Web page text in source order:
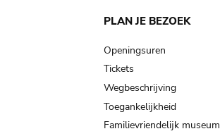
Main
navigation
PLAN JE BEZOEK
Openingsuren
Tickets
Wegbeschrijving
Toegankelijkheid
Familievriendelijk museum